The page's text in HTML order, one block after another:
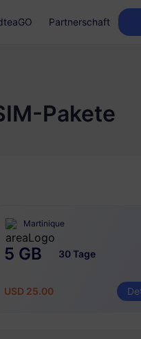
Partnerschaft
Pakete
Martinique
5 GB 30 Tage
USD 25.00